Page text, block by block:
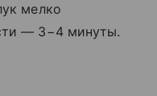
мелко
— 3−4 минуты.